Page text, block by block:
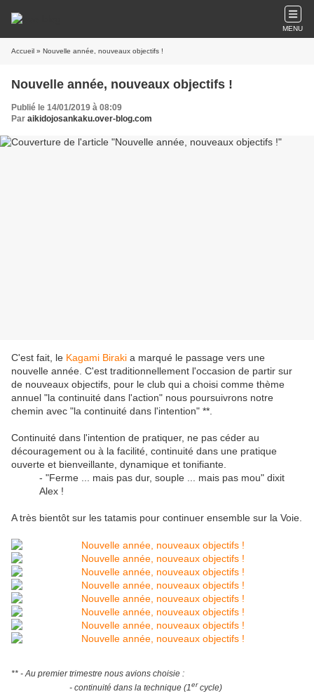
MENU
Accueil » Nouvelle année, nouveaux objectifs !
Nouvelle année, nouveaux objectifs !
Publié le 14/01/2019 à 08:09
Par aikidojosankaku.over-blog.com
C'est fait, le Kagami Biraki a marqué le passage vers une
nouvelle année. C'est traditionnellement l'occasion de partir sur
de nouveaux objectifs, pour le club qui a choisi comme thème
annuel "la continuité dans l'action" nous poursuivrons notre
chemin avec "la continuité dans l'intention" **.
Continuité dans l'intention de pratiquer, ne pas céder au
découragement ou à la facilité, continuité dans une pratique
ouverte et bienveillante, dynamique et tonifiante.
- "Ferme ... mais pas dur, souple ... mais pas mou" dixit
Alex !
A très bientôt sur les tatamis pour continuer ensemble sur la Voie.
** - Au premier trimestre nous avions choisie :
- continuité dans la technique (1er cycle)